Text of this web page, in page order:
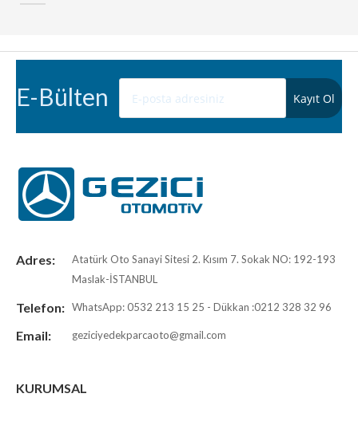
E-Bülten
Adres:
Atatürk Oto Sanayi Sitesi 2. Kısım 7. Sokak NO: 192-193
Maslak-İSTANBUL
Telefon: WhatsApp: 0532 213 15 25 - Dükkan :0212 328 32 96
Email: geziciyedekparcaoto@gmail.com
KURUMSAL